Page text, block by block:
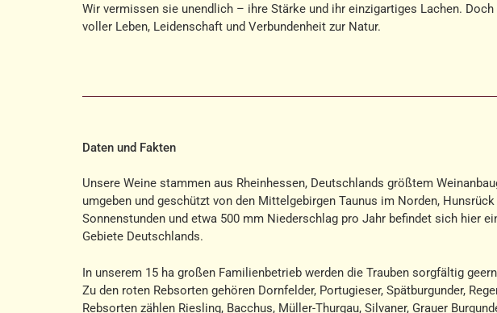
Wir vermissen sie unendlich – ihre Stärke und ihr einzigartiges Lachen.
voller Leben, Leidenschaft und Verbundenheit zur Natur.
Daten und Fakten
Unsere Weine stammen aus Rheinhessen, Deutschlands größtem
umgeben und geschützt von den Mittelgebirgen Taunus im Norden,
Sonnenstunden und etwa 500 mm Niederschlag pro Jahr befindet sich hier
Gebiete Deutschlands.
In unserem 15 ha großen Familienbetrieb werden die Trauben sorgfältig
Zu den roten Rebsorten gehören Dornfelder, Portugieser, Spätburgunder,
Rebsorten zählen Riesling, Bacchus, Müller-Thurgau, Silvaner, Grauer